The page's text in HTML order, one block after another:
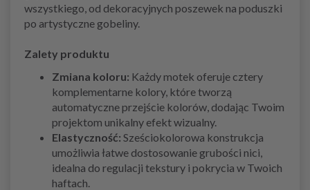
wszystkiego, od dekoracyjnych poszewek na poduszki
po artystyczne gobeliny.
Zalety produktu
Zmiana koloru: Każdy motek oferuje cztery
komplementarne kolory, które tworzą
automatyczne przejście kolorów, dodając Twoim
projektom unikalny efekt wizualny.
Elastyczność: Sześciokolorowa konstrukcja
umożliwia łatwe dostosowanie grubości nici,
idealna do regulacji tekstury i pokrycia w Twoich
haftach.